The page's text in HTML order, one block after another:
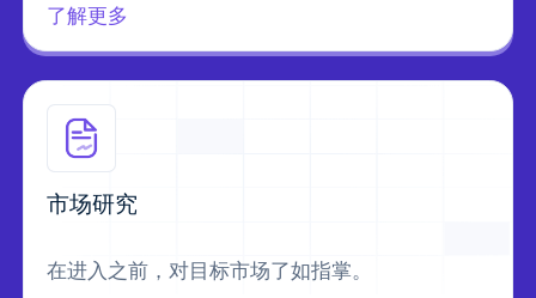
了解更多
市场研究
在进入之前，对目标市场了如指掌。